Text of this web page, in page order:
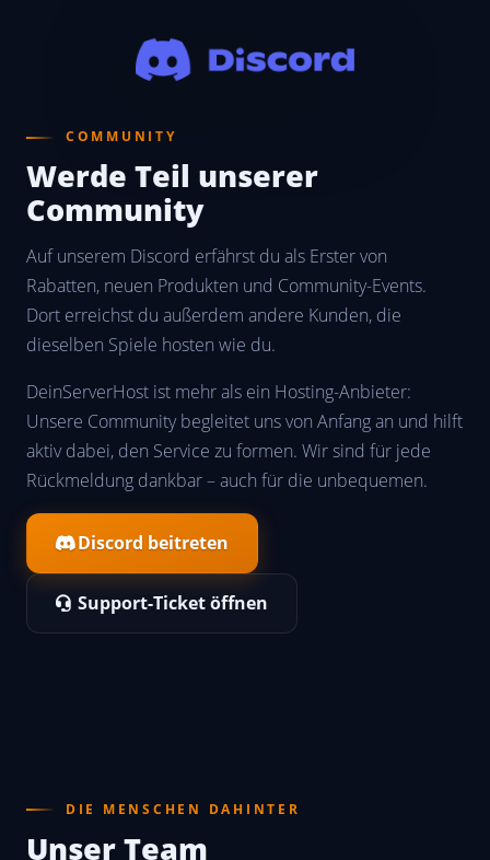
COMMUNITY
Werde Teil unserer
Community
Auf unserem Discord erfährst du als Erster von
Rabatten, neuen Produkten und Community-Events.
Dort erreichst du außerdem andere Kunden, die
dieselben Spiele hosten wie du.
DeinServerHost ist mehr als ein Hosting-Anbieter:
Unsere Community begleitet uns von Anfang an und hilft
aktiv dabei, den Service zu formen. Wir sind für jede
Rückmeldung dankbar – auch für die unbequemen.
Discord beitreten
Support-Ticket öffnen
DIE MENSCHEN DAHINTER
Unser Team